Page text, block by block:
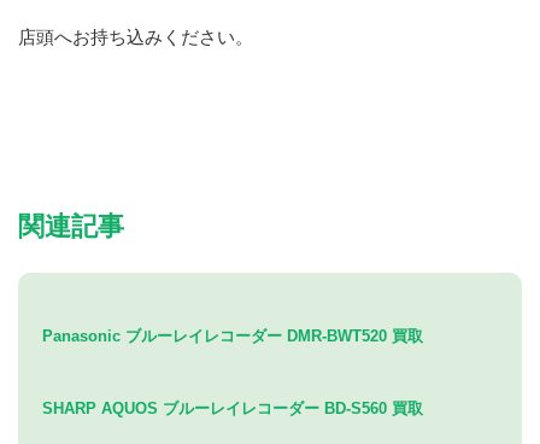
店頭へお持ち込みください。
関連記事
Panasonic ブルーレイレコーダー DMR-BWT520 買取
SHARP AQUOS ブルーレイレコーダー BD-S560 買取